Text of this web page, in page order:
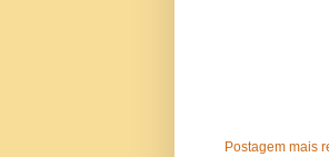
Postagem mais